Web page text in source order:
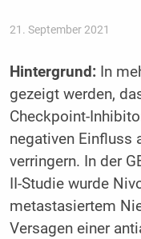
21. September 2021
Hintergrund: In
gezeigt werden,
Checkpoint-
negativen Einfluss
verringern. In der
II-Studie wurde
metastasiertem
Versagen einer